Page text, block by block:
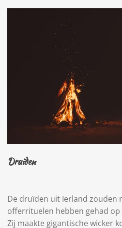
Druïden
De druïden uit Ierland zouden
offerrituelen hebben gehad op
Zij maakte gigantische wicker